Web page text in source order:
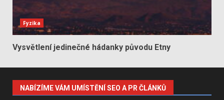
Fyzika
Vysvětlení jedinečné hádanky původu Etny
NABÍZÍME VÁM UMÍSTĚNÍ SEO A PR ČLÁNKŮ